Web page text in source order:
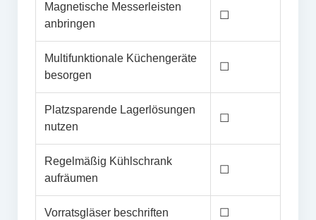
Magnetische Messerleisten
anbringen
☐
Multifunktionale Küchengeräte
besorgen
☐
Platzsparende Lagerlösungen
nutzen
☐
Regelmäßig Kühlschrank
aufräumen
☐
Vorratsgläser beschriften ☐